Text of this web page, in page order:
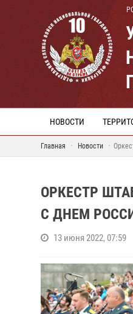
НОВОСТИ
Главная Новости
ОРКЕСТР
С ДНЕМ
13 июня 2022, 07:59